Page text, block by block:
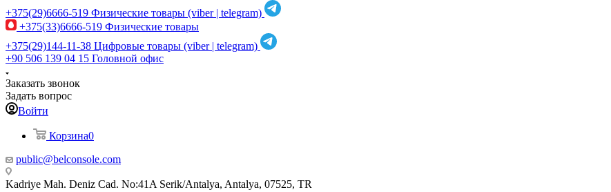
+375(29)6666-519 Физические товары (viber | telegram)
+375(33)6666-519 Физические товары
+375(29)144-11-38 Цифровые товары (viber | telegram)
+90 506 139 04 15 Головной офис
Заказать звонок
Задать вопрос
Войти
Корзина0
public@belconsole.com
Kadriye Mah. Deniz Cad. No:41A Serik/Antalya, Antalya, 07525, TR